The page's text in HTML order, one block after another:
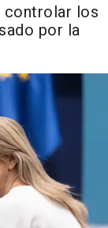
controlar los
por la